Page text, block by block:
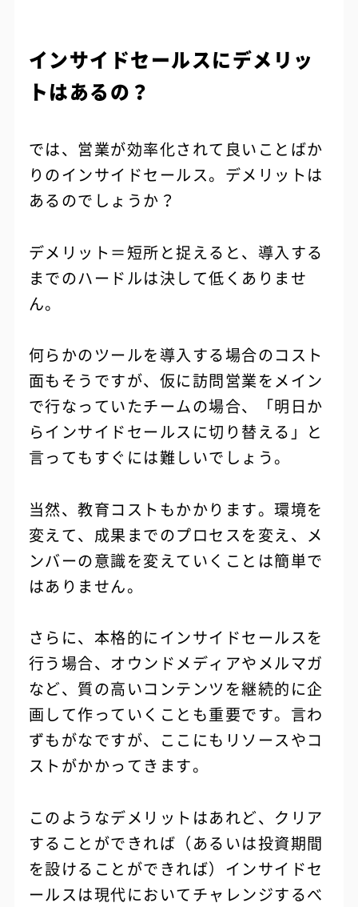
インサイドセールスにデメリッ
トはあるの？
では、営業が効率化されて良いことばか
りのインサイドセールス。デメリットは
あるのでしょうか？
デメリット＝短所と捉えると、導入する
までのハードルは決して低くありませ
ん。
何らかのツールを導入する場合のコスト
面もそうですが、仮に訪問営業をメイン
で行なっていたチームの場合、「明日か
らインサイドセールスに切り替える」と
言ってもすぐには難しいでしょう。
当然、教育コストもかかります。環境を
変えて、成果までのプロセスを変え、メ
ンバーの意識を変えていくことは簡単で
はありません。
さらに、本格的にインサイドセールスを
行う場合、オウンドメディアやメルマガ
など、質の高いコンテンツを継続的に企
画して作っていくことも重要です。言わ
ずもがなですが、ここにもリソースやコ
ストがかかってきます。
このようなデメリットはあれど、クリア
することができれば（あるいは投資期間
を設けることができれば）インサイドセ
ールスは現代においてチャレンジするべ